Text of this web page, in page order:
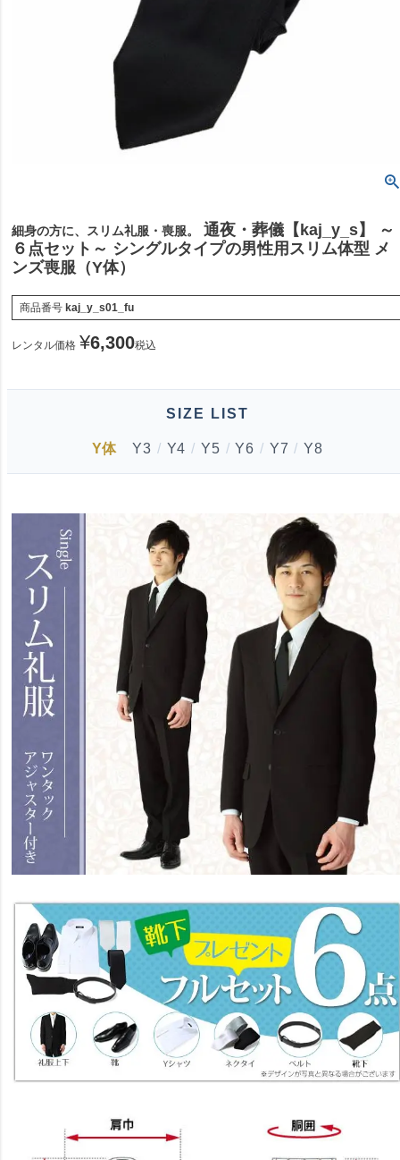
細身の方に、スリム礼服・喪服。
通夜・葬儀【kaj_y_s】 ～
６点セット～ シングルタイプの男性用スリム体型 メ
ンズ喪服（Y体）
商品番号 kaj_y_s01_fu
レンタル価格 ¥6,300税込
SIZE LIST
Y体 Y3 / Y4 / Y5 / Y6 / Y7 / Y8